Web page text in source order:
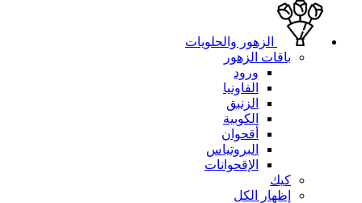
الزهور والحلويات
باقات الزهور
ورود
الفاونيا
الزنبق
الكوبية
أقحوان
البروتياس
الإقحوانات
كيك
إظهار الكل